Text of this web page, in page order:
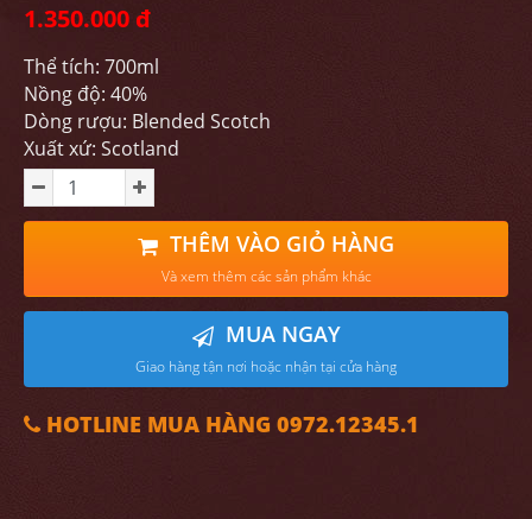
1.350.000 đ
Thể tích: 700ml
Nồng độ: 40%
Dòng rượu: Blended Scotch
Xuất xứ: Scotland
THÊM VÀO GIỎ HÀNG
Và xem thêm các sản phẩm khác
MUA NGAY
Giao hàng tận nơi hoặc nhận tại cửa hàng
HOTLINE MUA HÀNG 0972.12345.1